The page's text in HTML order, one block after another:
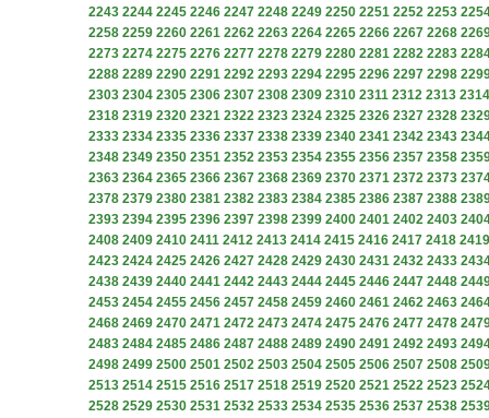
2243 2244 2245 2246 2247 2248 2249 2250 2251 2252 2253
2258 2259 2260 2261 2262 2263 2264 2265 2266 2267 2268
2273 2274 2275 2276 2277 2278 2279 2280 2281 2282 2283
2288 2289 2290 2291 2292 2293 2294 2295 2296 2297 2298
2303 2304 2305 2306 2307 2308 2309 2310 2311 2312 2313 2314
2318 2319 2320 2321 2322 2323 2324 2325 2326 2327 2328
2333 2334 2335 2336 2337 2338 2339 2340 2341 2342 2343
2348 2349 2350 2351 2352 2353 2354 2355 2356 2357 2358
2363 2364 2365 2366 2367 2368 2369 2370 2371 2372 2373
2378 2379 2380 2381 2382 2383 2384 2385 2386 2387 2388
2393 2394 2395 2396 2397 2398 2399 2400 2401 2402 2403
2408 2409 2410 2411 2412 2413 2414 2415 2416 2417 2418 2419
2423 2424 2425 2426 2427 2428 2429 2430 2431 2432 2433
2438 2439 2440 2441 2442 2443 2444 2445 2446 2447 2448
2453 2454 2455 2456 2457 2458 2459 2460 2461 2462 2463
2468 2469 2470 2471 2472 2473 2474 2475 2476 2477 2478
2483 2484 2485 2486 2487 2488 2489 2490 2491 2492 2493
2498 2499 2500 2501 2502 2503 2504 2505 2506 2507 2508
2513 2514 2515 2516 2517 2518 2519 2520 2521 2522 2523
2528 2529 2530 2531 2532 2533 2534 2535 2536 2537 2538